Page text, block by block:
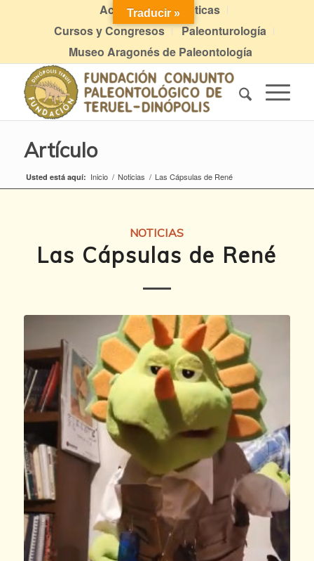
Actividades didácticas
Cursos y Congresos
Paleonturología
Museo Aragonés de Paleontología
Artículo
Usted está aquí: Inicio / Noticias / Las Cápsulas de René
NOTICIAS
Las Cápsulas de René
Traducir »